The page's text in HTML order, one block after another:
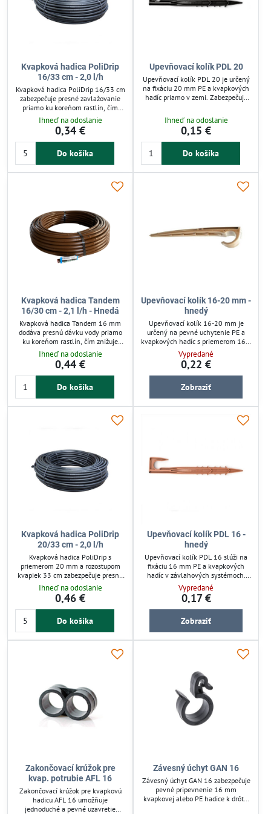
Aký tlak potrebuje kvapková hadica
Kvapková hadica PoliDrip
16/33 cm - 2,0 l/h
Kvapková hadica PoliDrip 16/33 cm
zabezpečuje presné zavlažovanie
priamo ku koreňom rastlín, čím
znižuje spotrebu vody a eliminuje
vyparovanie. Hadica s priemerom
16 mm a prietokom 2,0 l/h je
vhodná pre záhony, skleníky či
kríky. Odolný materiál a možnosť
stabilný prietok vody. Ideálna pre
efektívne a úsporné zavlažovanie
Ihneď na odoslanie
0,34 €
Do košíka
Upevňovací kolík PDL 20
Upevňovací kolík PDL 20 je určený
na fixáciu 20 mm PE a kvapkových
hadíc priamo v zemi. Zabezpečuje
zavlažovania. Ideálny pre záhradné
a poľnohospodárske závlahové
systémy, umožňuje presné
usporiadanie zavlažovacích línií a
Ihneď na odoslanie
0,15 €
Do košíka
Kvapková hadica Tandem
16/30 cm - 2,1 l/h - Hnedá
Kvapková hadica Tandem 16 mm
dodáva presnú dávku vody priamo
ku koreňom rastlín, čím znižuje
odparovanie a šetrí vodu až o 70 %.
Hadica s kvapkovačmi vo
vzdialenosti 30 cm funguje pri
nízkom tlaku 1–1,5 bar a je vhodná
pre záhony, skleníky či záhradné
zabezpečuje dlhú životnosť a
Ihneď na odoslanie
0,44 €
Do košíka
Upevňovací kolík 16-20 mm -
hnedý
Upevňovací kolík 16-20 mm je
určený na pevné uchytenie PE a
kvapkových hadíc s priemerom 16 a
20 mm v záhrade. Zabezpečuje
stabilitu zavlažovacích hadíc a ich
správne vedenie po povrchu, čím
zabraňuje ich neželanému posunu.
Ideálny pre kvapkové závlahy v
Vypredané
0,22 €
Zobraziť
Kvapková hadica PoliDrip
20/33 cm - 2,0 l/h
Kvapková hadica PoliDrip s
priemerom 20 mm a rozostupom
kvapiek 33 cm zabezpečuje presné
a úsporné zavlažovanie priamo ku
koreňom rastlín. Dodáva vodu s
prietokom 2,0 l/h pri nízkom tlaku,
čím minimalizuje vyparovanie a
spotrebu vody. Vhodná je pre
rastliny, podporuje rovnomerné
zavlažovanie bez zbytočného
premokrenia. Odolná proti UV
Ihneď na odoslanie
0,46 €
Do košíka
Upevňovací kolík PDL 16 -
hnedý
Upevňovací kolík PDL 16 slúži na
fixáciu 16 mm PE a kvapkových
hadíc v závlahových systémoch.
Zabezpečuje pevné uchytenie hadíc
v pôde a zabraňuje ich posunu počas
zavlažovania. Ideálny pre
organizované vedenie hadíc v
záhrade či skleníku, s možnosťou
oblúkových úsekoch.
Vypredané
0,17 €
Zobraziť
Zakončovací krúžok pre
kvap. potrubie AFL 16
Zakončovací krúžok pre kvapkovú
hadicu AFL 16 umožňuje
jednoduché a pevné uzavretie
Závesný úchyt GAN 16
Závesný úchyt GAN 16 zabezpečuje
pevné pripevnenie 16 mm
kvapkovej alebo PE hadice k drôtu.